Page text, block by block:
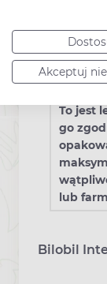
Akceptuj
To jest
go
lub
Bilobil